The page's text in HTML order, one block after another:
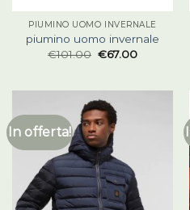
PIUMINO UOMO INVERNALE
piumino uomo invernale
€101.00 €67.00
In offerta!